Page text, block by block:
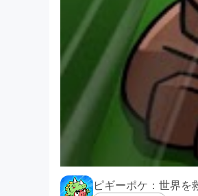
ピギーポケ：世界を